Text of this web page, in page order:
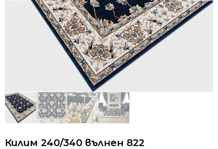
Килим 240/340 вълнен 822